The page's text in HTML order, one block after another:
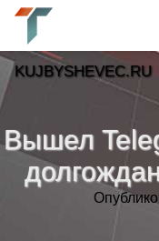
Вышел
KUJBYSHEVEC.RU
»
Тренды новостей
»